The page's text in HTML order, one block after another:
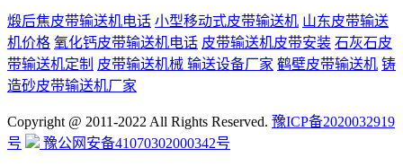
煅后焦皮带输送机电话 小型移动式皮带输送机 山东皮带输送
机价格 氧化钙皮带输送机电话 皮带输送机皮带安装 石灰石皮
带输送机定制 皮带输送机械 输送设备厂家 鹤壁皮带输送机 铸
造砂皮带输送机厂家
Copyright @ 2011-2022 All Rights Reserved. 豫ICP备2020032919
号
豫公网安备41070302000342号